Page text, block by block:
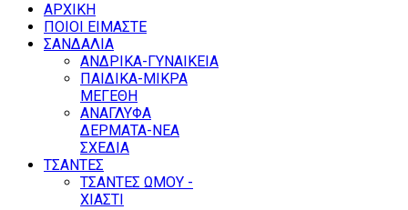
ΑΡΧΙΚΗ
ΠΟΙΟΙ ΕΙΜΑΣΤΕ
ΣΑΝΔΑΛΙΑ
ΑΝΔΡΙΚΑ-ΓΥΝΑΙΚΕΙΑ
ΠΑΙΔΙΚΑ-ΜΙΚΡΑ
ΜΕΓΕΘΗ
ΑΝΑΓΛΥΦΑ
ΔΕΡΜΑΤΑ-ΝΕΑ
ΣΧΕΔΙΑ
ΤΣΑΝΤΕΣ
ΤΣΑΝΤΕΣ ΩΜΟΥ -
ΧΙΑΣΤΙ